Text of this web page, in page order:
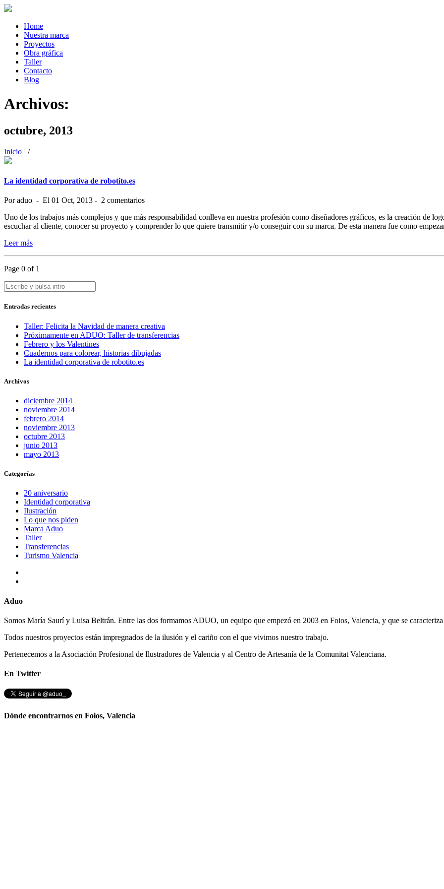
Home
Nuestra marca
Proyectos
Obra gráfica
Taller
Contacto
Blog
Archivos:
octubre, 2013
Inicio /
La identidad corporativa de robotito.es
Por aduo - El 01 Oct, 2013 - 2 comentarios
Uno de los trabajos más complejos y que más responsabilidad conlleva en nuestra profesión como diseñadores gráficos, es la creación de
escuchar al cliente, conocer su proyecto y comprender lo que quiere transmitir y/o conseguir con su marca. De esta manera fue como
Leer más
Page 0 of 1
Entradas recientes
Taller: Felicita la Navidad de manera creativa
Próximamente en ADUO: Taller de transferencias
Febrero y los Valentines
Cuadernos para colorear, historias dibujadas
La identidad corporativa de robotito.es
Archivos
diciembre 2014
noviembre 2014
febrero 2014
noviembre 2013
octubre 2013
junio 2013
mayo 2013
Categorías
20 aniversario
Identidad corporativa
Ilustración
Lo que nos piden
Marca Aduo
Taller
Transferencias
Turismo Valencia
Aduo
Somos María Saurí y Luisa Beltrán. Entre las dos formamos ADUO, un equipo que empezó en 2003 en Foios, Valencia, y que se
Todos nuestros proyectos están impregnados de la ilusión y el cariño con el que vivimos nuestro trabajo.
Pertenecemos a la Asociación Profesional de Ilustradores de Valencia y al Centro de Artesanía de la Comunitat Valenciana.
En Twitter
Dónde encontrarnos en Foios, Valencia